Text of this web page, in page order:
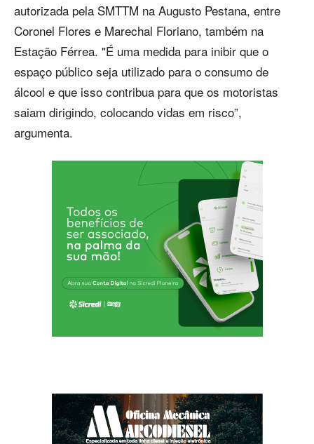
autorizada pela SMTTM na Augusto Pestana, entre
Coronel Flores e Marechal Floriano, também na
Estação Férrea. "É uma medida para inibir que o
espaço público seja utilizado para o consumo de
álcool e que isso contribua para que os motoristas
saiam dirigindo, colocando vidas em risco”,
argumenta.